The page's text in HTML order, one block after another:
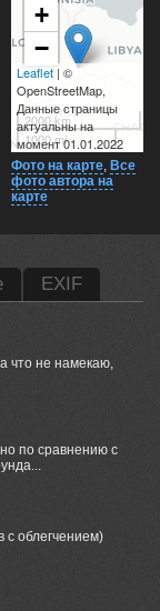
+
−
2000 km
1000 mi
Leaflet| ©
OpenStreetMap,
Данные страницы
актуальны на
момент 01.01.2022
Фото на карте, Все
фото автора на
карте
EXIF
что не намекаю,
по сравнению с
с облегчением)